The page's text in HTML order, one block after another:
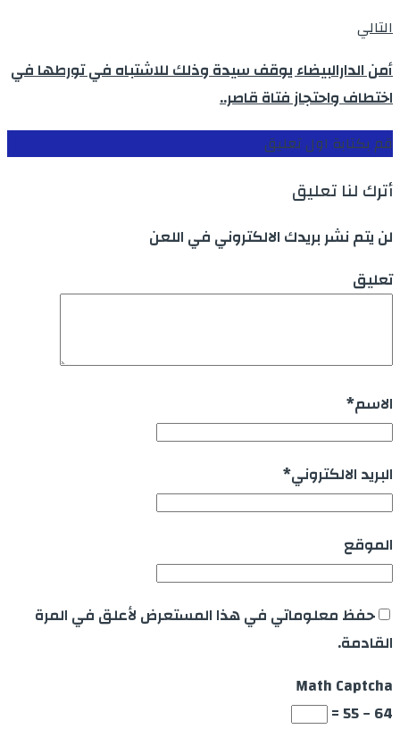
التالي
أمن الدارالبيضاء يوقف سيدة وذلك للاشتباه في تورطها في
اختطاف واحتجاز فتاة قاصر..
قم بكتابة اول تعليق
أترك لنا تعليق
لن يتم نشر بريدك الالكتروني في اللعن
تعليق
الاسم*
البريد الالكتروني*
الموقع
حفظ معلوماتي في هذا المستعرض لأعلق في المرة
القادمة.
Math Captcha
64 − 55 =